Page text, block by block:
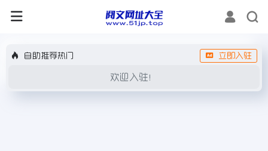
自助推荐热门 立即入驻
欢迎入驻！